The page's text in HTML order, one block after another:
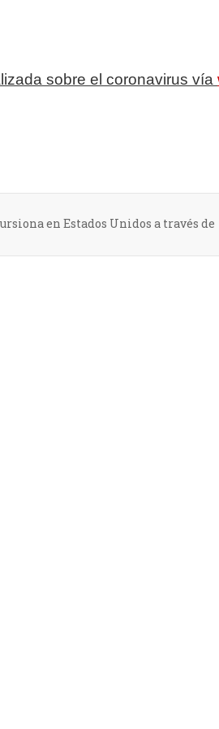
sobre el coronavirus vía
en Estados Unidos a través de